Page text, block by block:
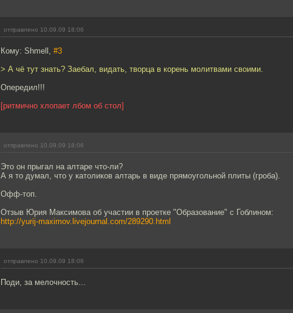
отправлено 10.09.09 18:06
Кому: Shmell, #3
> А чё тут знать? Заебал, видать, творца в корень молитвами своими.
Опередил!!!
[ритмично хлопает лбом об стол]
отправлено 10.09.09 18:06
Это он прыгал на алтаре что-ли?
А я то думал, что у католиков алтарь в виде прямоугольной плиты (гроба).
Офф-топ.
Отзыв Юрия Максимова об участии в проетке "Образование" с Гоблином:
http://yurij-maximov.livejournal.com/289290.html
отправлено 10.09.09 18:06
Поди, за мелочность...